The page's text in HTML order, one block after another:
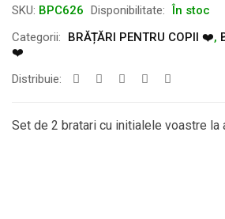
SKU: BPC626 Disponibilitate: În stoc
Categorii:
BRĂȚĂRI PENTRU COPII ❤️,
❤️
Distribuie:
Set de 2 bratari cu initialele voastre la